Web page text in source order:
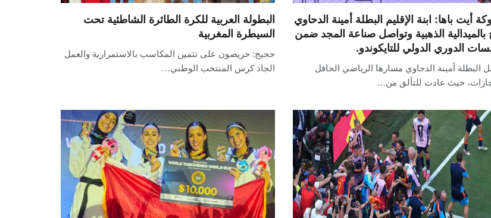
أيت باها: ابنة الإقليم البطلة أمينة الدحاوي
بالميدالية الذهبية وتواصل صناعة المجد ضمن
الدوري الدولي للتايكوندو.
البطلة أمينة الدحاوي مسارها الرياضي الحافل
حيث عادت للتألق من…
البطولة العربية للكرة الطائرة الشاطئية تحت
السيطرة المغربية
حجيج: حريصون على تثمين المكاسب بالاستمرارية والعمل
الجاد كرس المنتخب الوطني…